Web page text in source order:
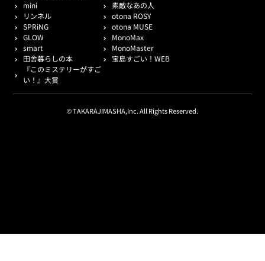
mini
素敵なあの人
リンネル
otona ROSY
SPRiNG
otona MUSE
GLOW
MonoMax
smart
MonoMaster
田舎暮らしの本
宝島すごい！WEB
『このミステリーがすご
い！』大賞
© TAKARAJIMASHA,Inc. All Rights Reserved.